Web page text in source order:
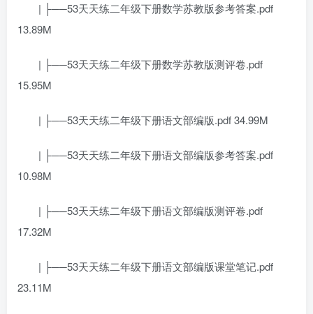
| ├──53天天练二年级下册数学苏教版参考答案.pdf
13.89M
| ├──53天天练二年级下册数学苏教版测评卷.pdf
15.95M
| ├──53天天练二年级下册语文部编版.pdf 34.99M
| ├──53天天练二年级下册语文部编版参考答案.pdf
10.98M
| ├──53天天练二年级下册语文部编版测评卷.pdf
17.32M
| ├──53天天练二年级下册语文部编版课堂笔记.pdf
23.11M